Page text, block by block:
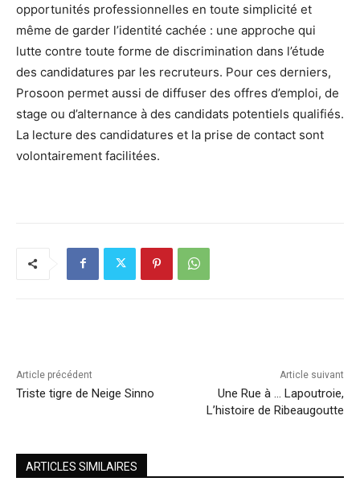
opportunités professionnelles en toute simplicité et
même de garder l’identité cachée : une approche qui
lutte contre toute forme de discrimination dans l’étude
des candidatures par les recruteurs. Pour ces derniers,
Prosoon permet aussi de diffuser des offres d’emploi, de
stage ou d’alternance à des candidats potentiels qualifiés.
La lecture des candidatures et la prise de contact sont
volontairement facilitées.
Article précédent
Triste tigre de Neige Sinno
Article suivant
Une Rue à … Lapoutroie,
L’histoire de Ribeaugoutte
ARTICLES SIMILAIRES